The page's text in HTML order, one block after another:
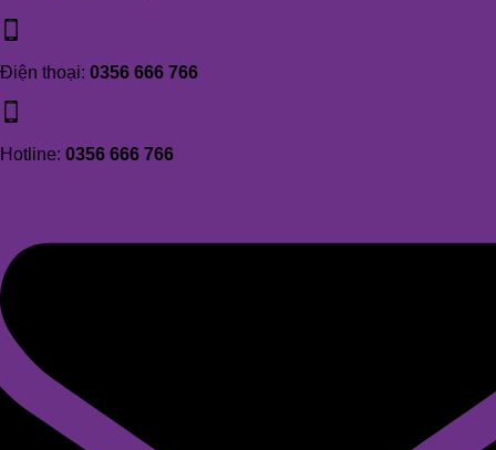
Điện thoại: 0356 666 766
Hotline: 0356 666 766